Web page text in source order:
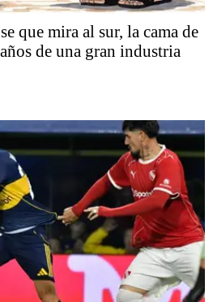
que mira al sur, la cama de
de una gran industria